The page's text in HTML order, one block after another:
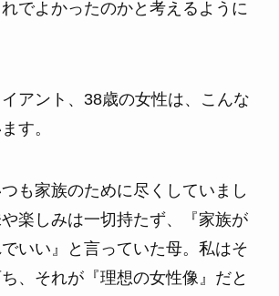
でよかったのかと考えるように
アント、38歳の女性は、こんな
す。
つも家族のために尽くしていまし
楽しみは一切持たず、『家族が
いい』と言っていた母。私はそ
、それが『理想の女性像』だと